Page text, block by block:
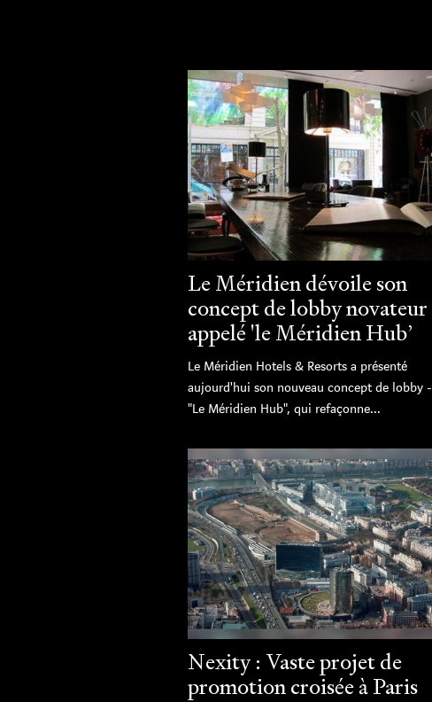
Le Méridien dévoile son
concept de lobby novateur
appelé 'le Méridien Hub’
Le Méridien Hotels & Resorts a présenté
aujourd'hui son nouveau concept de lobby -
"Le Méridien Hub", qui refaçonne...
Nexity : Vaste projet de
promotion croisée à Paris